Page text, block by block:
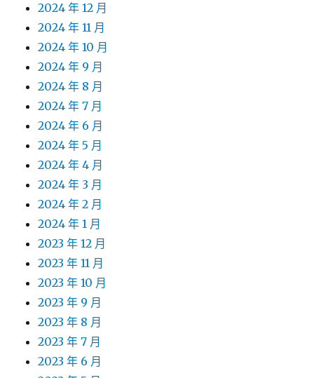
2024 年 12 月
2024 年 11 月
2024 年 10 月
2024 年 9 月
2024 年 8 月
2024 年 7 月
2024 年 6 月
2024 年 5 月
2024 年 4 月
2024 年 3 月
2024 年 2 月
2024 年 1 月
2023 年 12 月
2023 年 11 月
2023 年 10 月
2023 年 9 月
2023 年 8 月
2023 年 7 月
2023 年 6 月